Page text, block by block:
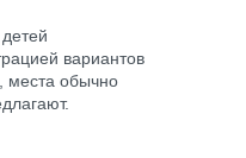
вариантов
места обычно